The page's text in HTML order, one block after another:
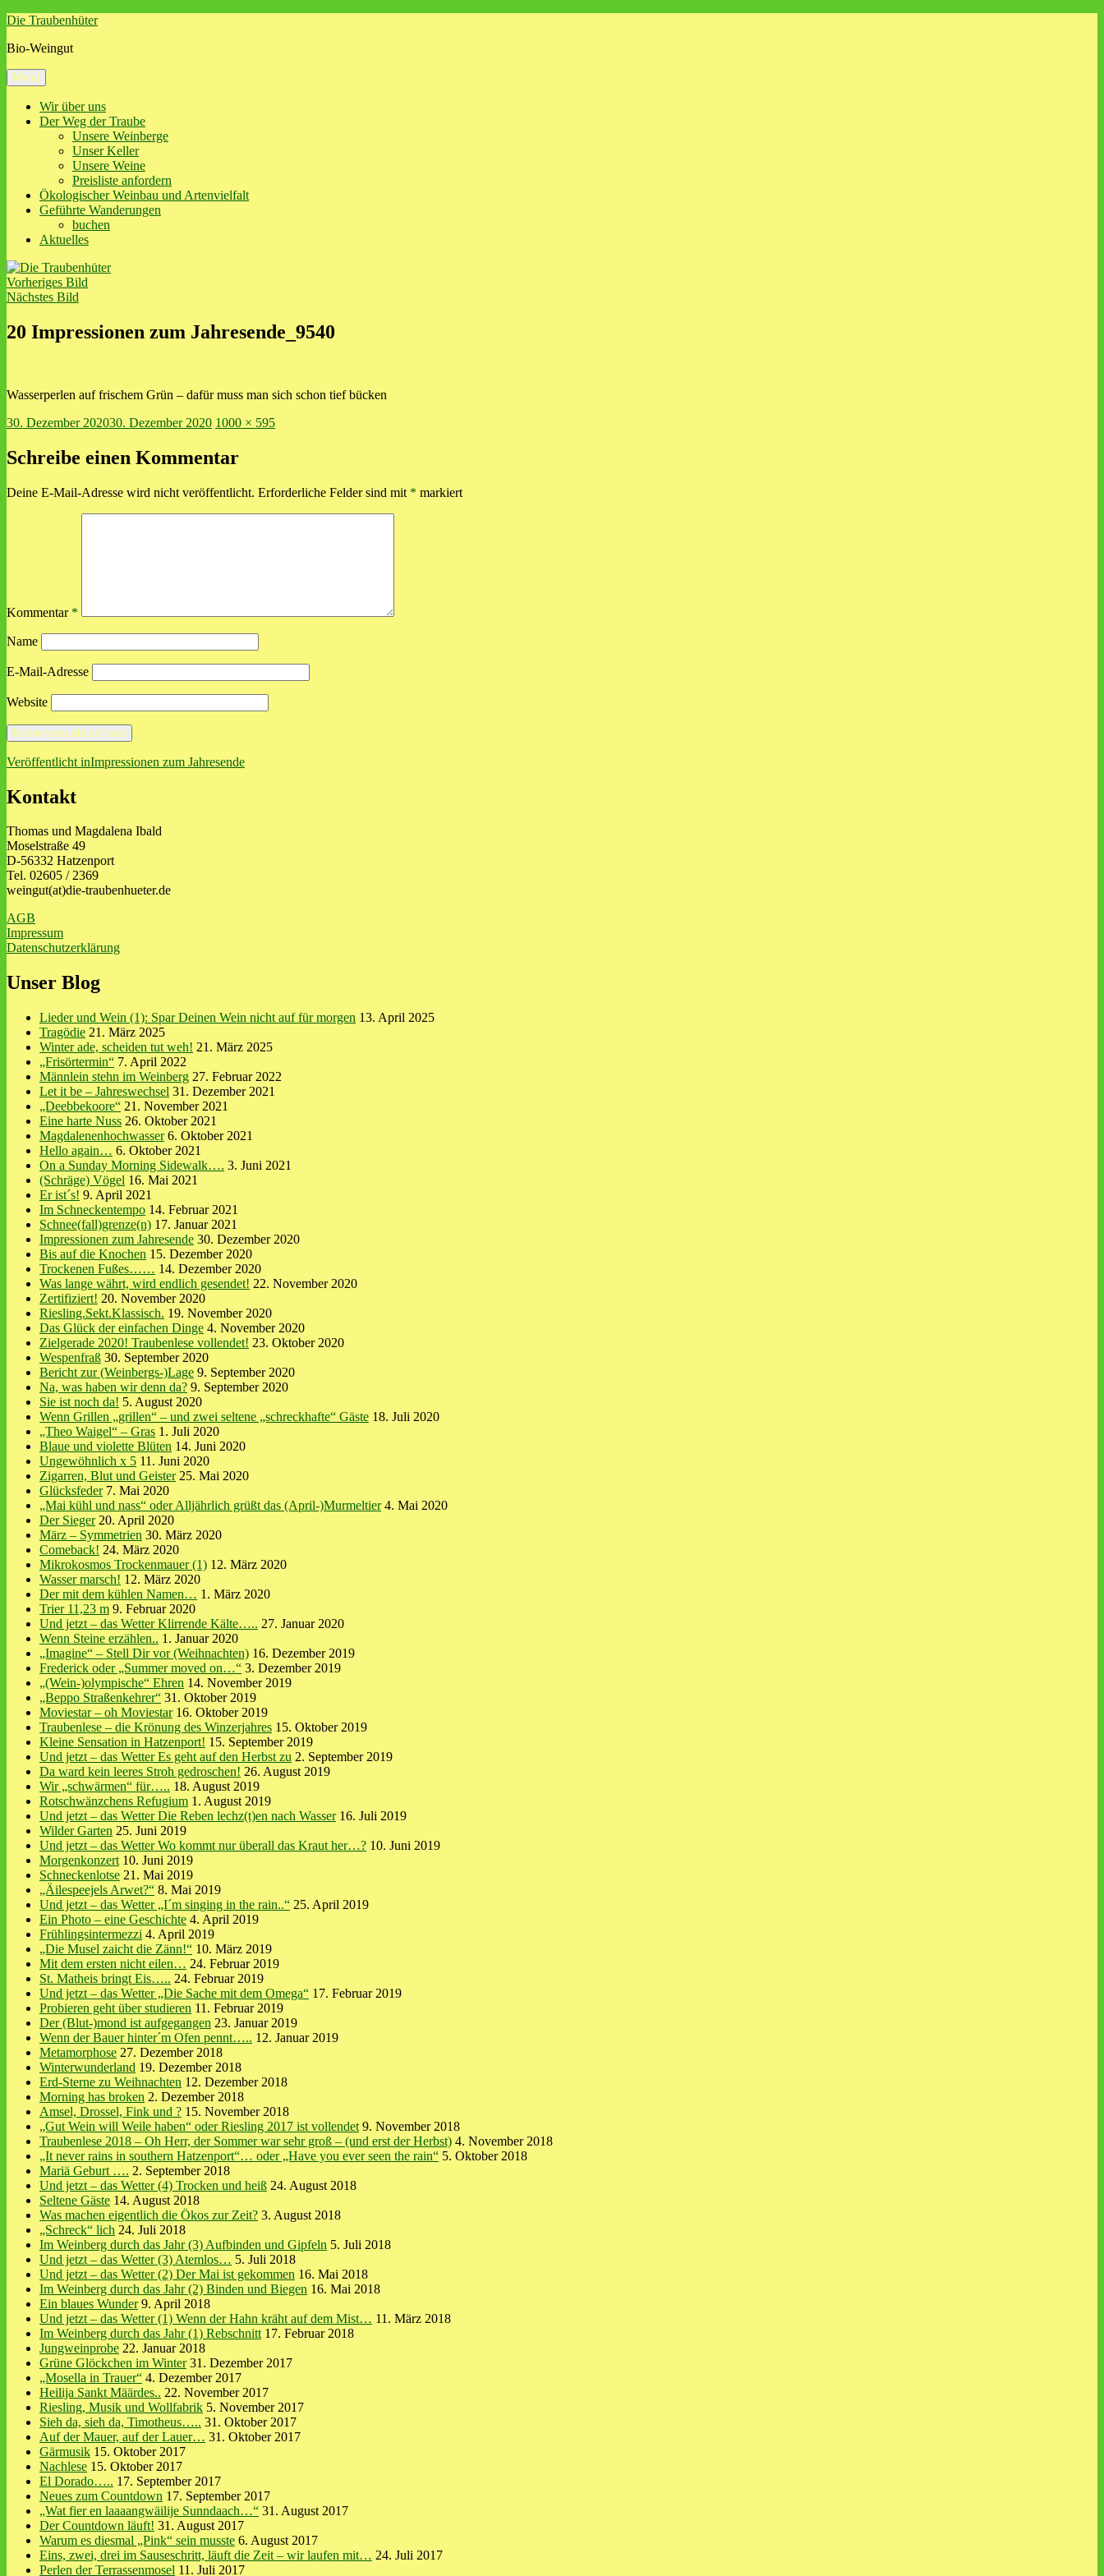
Zum
springen
Die Traubenhüter
Bio-Weingut
Menü
Wir über uns
Der Weg der Traube
Unsere Weinberge
Unser Keller
Unsere Weine
Preisliste anfordern
Ökologischer Weinbau und Artenvielfalt
Geführte Wanderungen
buchen
Aktuelles
Vorheriges Bild
Nächstes Bild
20 Impressionen zum Jahresende_9540
Wasserperlen auf frischem Grün – dafür muss man sich schon tief bücken
Veröffentlicht
30. Dezember 202030. Dezember 2020 Volle
1000 × 595
Schreibe einen Kommentar
Deine E-Mail-Adresse wird nicht veröffentlicht. Erforderliche Felder sind mit * markiert
Kommentar *
Name
E-Mail-Adresse
Website
Beitragsnavigation
Veröffentlicht inImpressionen zum Jahresende
Kontakt
Thomas und Magdalena Ibald
Moselstraße 49
D-56332 Hatzenport
Tel. 02605 / 2369
weingut(at)die-traubenhueter.de
AGB
Impressum
Datenschutzerklärung
Unser Blog
Lieder und Wein (1): Spar Deinen Wein nicht auf für morgen 13. April 2025
Tragödie 21. März 2025
Winter ade, scheiden tut weh! 21. März 2025
„Frisörtermin“ 7. April 2022
Männlein stehn im Weinberg 27. Februar 2022
Let it be – Jahreswechsel 31. Dezember 2021
„Deebbekoore“ 21. November 2021
Eine harte Nuss 26. Oktober 2021
Magdalenenhochwasser 6. Oktober 2021
Hello again… 6. Oktober 2021
On a Sunday Morning Sidewalk…. 3. Juni 2021
(Schräge) Vögel 16. Mai 2021
Er ist´s! 9. April 2021
Im Schneckentempo 14. Februar 2021
Schnee(fall)grenze(n) 17. Januar 2021
Impressionen zum Jahresende 30. Dezember 2020
Bis auf die Knochen 15. Dezember 2020
Trockenen Fußes…… 14. Dezember 2020
Was lange währt, wird endlich gesendet! 22. November 2020
Zertifiziert! 20. November 2020
Riesling.Sekt.Klassisch. 19. November 2020
Das Glück der einfachen Dinge 4. November 2020
Zielgerade 2020! Traubenlese vollendet! 23. Oktober 2020
Wespenfraß 30. September 2020
Bericht zur (Weinbergs-)Lage 9. September 2020
Na, was haben wir denn da? 9. September 2020
Sie ist noch da! 5. August 2020
Wenn Grillen „grillen“ – und zwei seltene „schreckhafte“ Gäste 18. Juli 2020
„Theo Waigel“ – Gras 1. Juli 2020
Blaue und violette Blüten 14. Juni 2020
Ungewöhnlich x 5 11. Juni 2020
Zigarren, Blut und Geister 25. Mai 2020
Glücksfeder 7. Mai 2020
„Mai kühl und nass“ oder Alljährlich grüßt das (April-)Murmeltier 4. Mai 2020
Der Sieger 20. April 2020
März – Symmetrien 30. März 2020
Comeback! 24. März 2020
Mikrokosmos Trockenmauer (1) 12. März 2020
Wasser marsch! 12. März 2020
Der mit dem kühlen Namen… 1. März 2020
Trier 11,23 m 9. Februar 2020
Und jetzt – das Wetter Klirrende Kälte….. 27. Januar 2020
Wenn Steine erzählen.. 1. Januar 2020
„Imagine“ – Stell Dir vor (Weihnachten) 16. Dezember 2019
Frederick oder „Summer moved on…“ 3. Dezember 2019
„(Wein-)olympische“ Ehren 14. November 2019
„Beppo Straßenkehrer“ 31. Oktober 2019
Moviestar – oh Moviestar 16. Oktober 2019
Traubenlese – die Krönung des Winzerjahres 15. Oktober 2019
Kleine Sensation in Hatzenport! 15. September 2019
Und jetzt – das Wetter Es geht auf den Herbst zu 2. September 2019
Da ward kein leeres Stroh gedroschen! 26. August 2019
Wir „schwärmen“ für….. 18. August 2019
Rotschwänzchens Refugium 1. August 2019
Und jetzt – das Wetter Die Reben lechz(t)en nach Wasser 16. Juli 2019
Wilder Garten 25. Juni 2019
Und jetzt – das Wetter Wo kommt nur überall das Kraut her…? 10. Juni 2019
Morgenkonzert 10. Juni 2019
Schneckenlotse 21. Mai 2019
„Äilespeejels Arwet?“ 8. Mai 2019
Und jetzt – das Wetter „I´m singing in the rain..“ 25. April 2019
Ein Photo – eine Geschichte 4. April 2019
Frühlingsintermezzi 4. April 2019
„Die Musel zaicht die Zänn!“ 10. März 2019
Mit dem ersten nicht eilen… 24. Februar 2019
St. Matheis bringt Eis….. 24. Februar 2019
Und jetzt – das Wetter „Die Sache mit dem Omega“ 17. Februar 2019
Probieren geht über studieren 11. Februar 2019
Der (Blut-)mond ist aufgegangen 23. Januar 2019
Wenn der Bauer hinter´m Ofen pennt….. 12. Januar 2019
Metamorphose 27. Dezember 2018
Winterwunderland 19. Dezember 2018
Erd-Sterne zu Weihnachten 12. Dezember 2018
Morning has broken 2. Dezember 2018
Amsel, Drossel, Fink und ? 15. November 2018
„Gut Wein will Weile haben“ oder Riesling 2017 ist vollendet 9. November 2018
Traubenlese 2018 – Oh Herr, der Sommer war sehr groß – (und erst der Herbst) 4. November 2018
„It never rains in southern Hatzenport“… oder „Have you ever seen the rain“ 5. Oktober 2018
Mariä Geburt …. 2. September 2018
Und jetzt – das Wetter (4) Trocken und heiß 24. August 2018
Seltene Gäste 14. August 2018
Was machen eigentlich die Ökos zur Zeit? 3. August 2018
„Schreck“ lich 24. Juli 2018
Im Weinberg durch das Jahr (3) Aufbinden und Gipfeln 5. Juli 2018
Und jetzt – das Wetter (3) Atemlos… 5. Juli 2018
Und jetzt – das Wetter (2) Der Mai ist gekommen 16. Mai 2018
Im Weinberg durch das Jahr (2) Binden und Biegen 16. Mai 2018
Ein blaues Wunder 9. April 2018
Und jetzt – das Wetter (1) Wenn der Hahn kräht auf dem Mist… 11. März 2018
Im Weinberg durch das Jahr (1) Rebschnitt 17. Februar 2018
Jungweinprobe 22. Januar 2018
Grüne Glöckchen im Winter 31. Dezember 2017
„Mosella in Trauer“ 4. Dezember 2017
Heilija Sankt Määrdes.. 22. November 2017
Riesling, Musik und Wollfabrik 5. November 2017
Sieh da, sieh da, Timotheus….. 31. Oktober 2017
Auf der Mauer, auf der Lauer… 31. Oktober 2017
Gärmusik 15. Oktober 2017
Nachlese 15. Oktober 2017
El Dorado….. 17. September 2017
Neues zum Countdown 17. September 2017
„Wat fier en laaaangwäilije Sunndaach…“ 31. August 2017
Der Countdown läuft! 31. August 2017
Warum es diesmal „Pink“ sein musste 6. August 2017
Eins, zwei, drei im Sauseschritt, läuft die Zeit – wir laufen mit… 24. Juli 2017
Perlen der Terrassenmosel 11. Juli 2017